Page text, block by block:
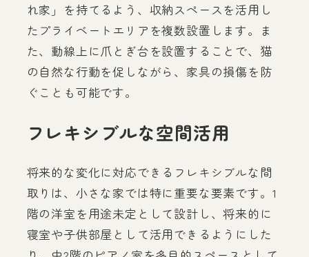
れ家」を持てるよう、収納スペースを活用し
たプライベートエリアを複数設置します。ま
た、動線上に爪とぎ台を設置することで、猫
の自然な行動を促しながら、家具の損傷を防
ぐことも可能です。
フレキシブルな空間活用
将来的な変化に対応できるフレキシブルな間
取りは、小さな家では特に重要な要素です。1
階の洋室を用途未定として設計し、将来的に
寝室や子供部屋として活用できるようにした